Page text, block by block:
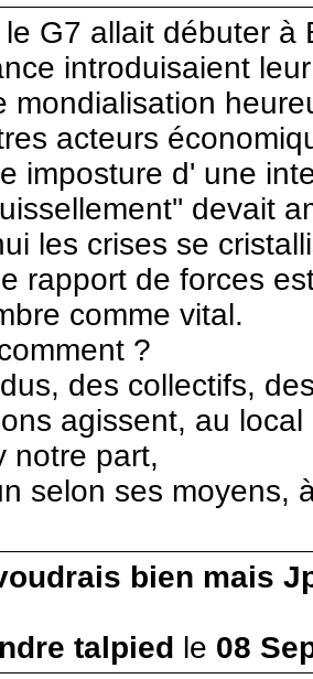
G7 allait débuter à
introduisaient
mondialisation
acteurs
imposture d' une
devait
les crises se
rapport de forces
comme vital.
?
des collectifs,
agissent, au
notre part,
selon ses moyens,
bien mais
talpied le 08